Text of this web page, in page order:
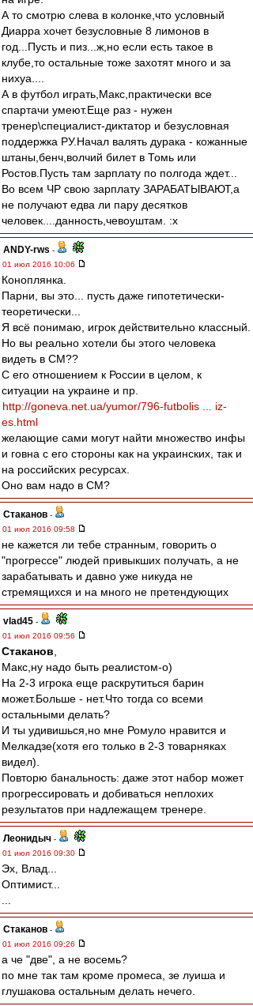
А то смотрю слева в колонке,что условный
Диарра хочет безусловные 8 лимонов в
год...Пусть и пиз...ж,но если есть такое в
клубе,то остальные тоже захотят много и за
нихуа....
А в футбол играть,Макс,практически все
спартачи умеют.Еще раз - нужен
тренер\специалист-диктатор и безусловная
поддержка РУ.Начал валять дурака - кожанные
штаны,бенч,волчий билет в Томь или
Ростов.Пусть там зарплату по полгода ждет...
Во всем ЧР свою зарплату ЗАРАБАТЫВАЮТ,а
не получают едва ли пару десятков
человек....данность,чевоуштам. :x
ANDY-rws -
01 июл 2016 10:06
Коноплянка.
Парни, вы это... пусть даже гипотетически-
теоретически...
Я всё понимаю, игрок действительно классный.
Но вы реально хотели бы этого человека
видеть в СМ??
С его отношением к России в целом, к
ситуации на украине и пр.
http://goneva.net.ua/yumor/796-futbolis ... iz-
es.html
желающие сами могут найти множество инфы
и говна с его стороны как на украинских, так и
на российских ресурсах.
Оно вам надо в СМ?
Cтаканов -
01 июл 2016 09:58
не кажется ли тебе странным, говорить о
"прогрессе" людей привыкших получать, а не
зарабатывать и давно уже никуда не
стремящихся и на много не претендующих
vlad45 -
01 июл 2016 09:56
Cтаканов
Макс,ну надо быть реалистом-о)
На 2-3 игрока еще раскрутиться барин
может.Больше - нет.Что тогда со всеми
остальными делать?
И ты удивишься,но мне Ромуло нравится и
Мелкадзе(хотя его только в 2-3 товарняках
видел).
Повторю банальность: даже этот набор может
прогрессировать и добиваться неплохих
результатов при надлежащем тренере.
Леонидыч -
01 июл 2016 09:30
Эх, Влад...
Оптимист...
Cтаканов -
01 июл 2016 09:26
а че "две", а не восемь?
по мне так там кроме промеса, зе луиша и
глушакова остальным делать нечего.